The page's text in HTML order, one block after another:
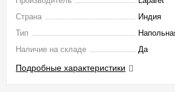
Страна
Индия
Тип
Наличие на складе
Да
Подробные характеристики